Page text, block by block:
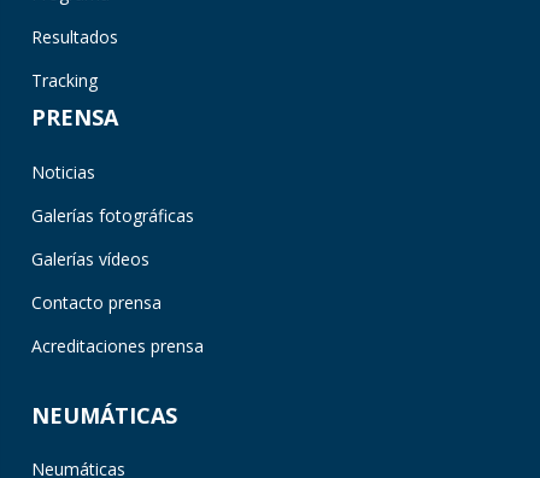
Resultados
Tracking
PRENSA
Noticias
Galerías fotográficas
Galerías vídeos
Contacto prensa
Acreditaciones prensa
NEUMÁTICAS
Neumáticas